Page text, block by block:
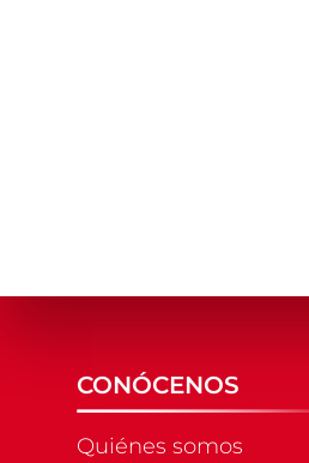
CONÓCENOS
Quiénes somos